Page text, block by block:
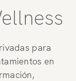
para
en